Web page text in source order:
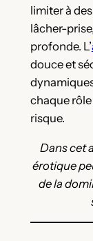
limiter à
lâcher-
profonde. L’
douce et
chaque
risque.
Dans cet
érotique
de la